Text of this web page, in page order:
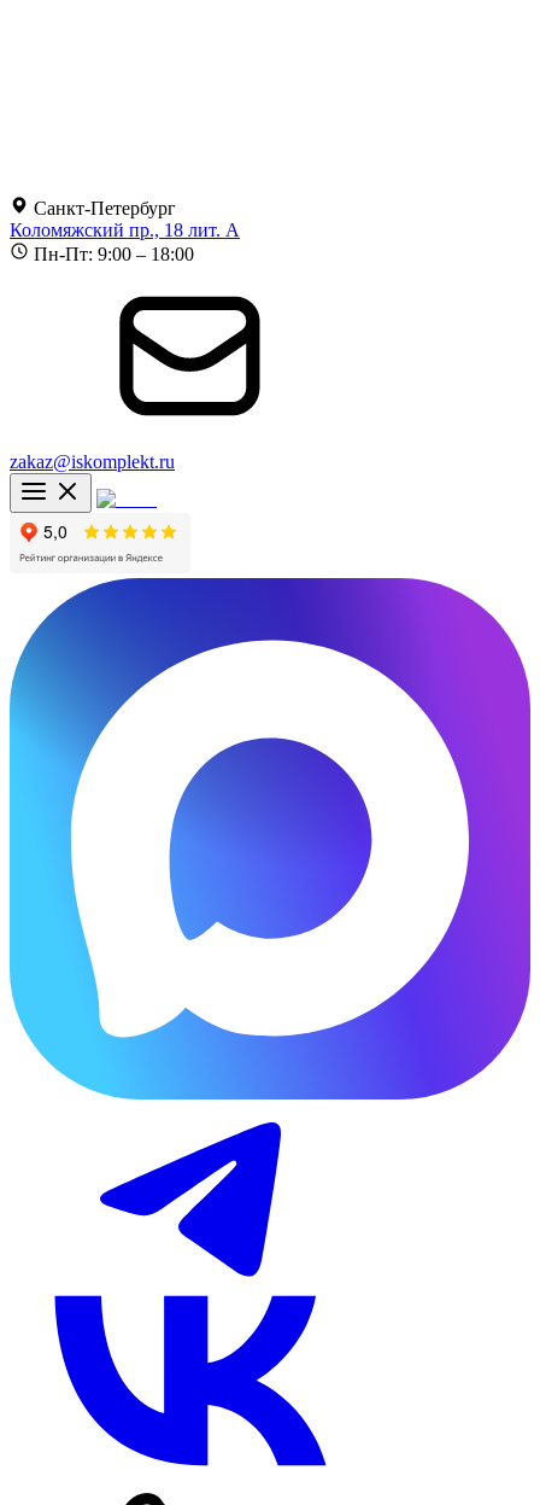
Санкт-Петербург
Коломяжский пр., 18 лит. А
Пн-Пт: 9:00 – 18:00
zakaz@iskomplekt.ru